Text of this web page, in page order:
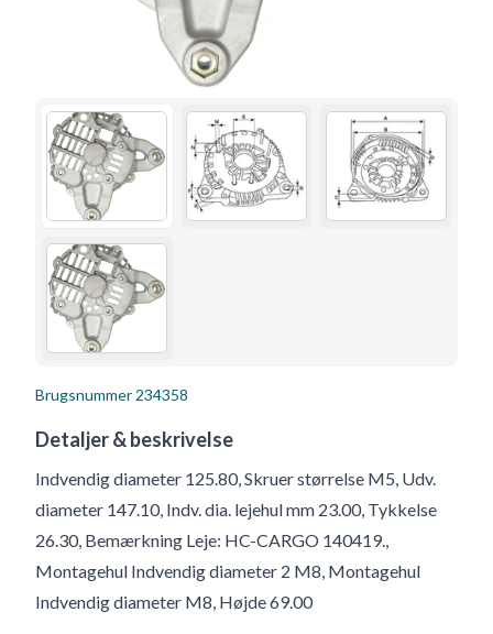
Brugsnummer 234358
Detaljer & beskrivelse
Indvendig diameter 125.80, Skruer størrelse M5, Udv.
diameter 147.10, Indv. dia. lejehul mm 23.00, Tykkelse
26.30, Bemærkning Leje: HC-CARGO 140419.,
Montagehul Indvendig diameter 2 M8, Montagehul
Indvendig diameter M8, Højde 69.00